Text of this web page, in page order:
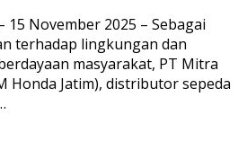
15 November 2025 – Sebagai
terhadap lingkungan dan
masyarakat, PT Mitra
Honda Jatim), distributor sepeda